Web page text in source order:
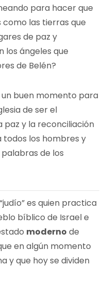
para hacer que
las tierras que
de paz y
los ángeles que
de Belén?
buen momento para
de ser el
y la reconciliación
todos los hombres y
de los
es quien practica
bíblico de Israel e
moderno de
en algún momento
y que hoy se dividen